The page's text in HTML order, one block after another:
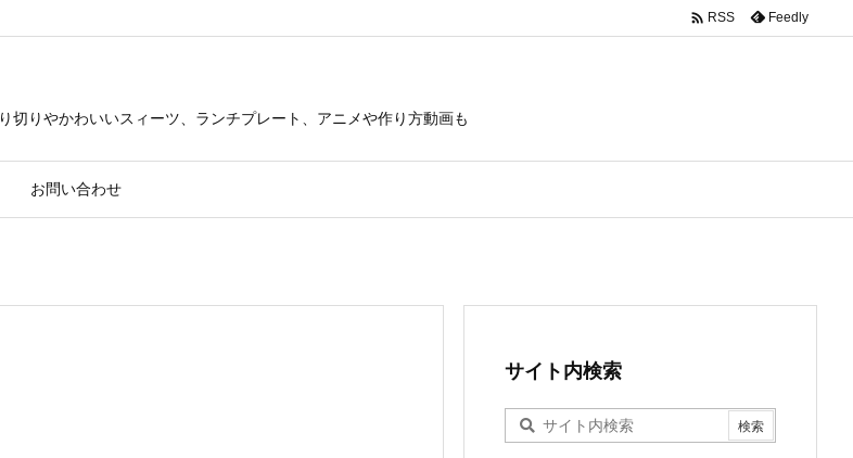
りやかわいいスィーツ、ランチプレート、アニメや作り方動画も
お問い合わせ
 RSS Feedly
サイト内検索